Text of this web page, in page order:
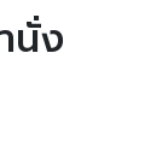
นั่ง